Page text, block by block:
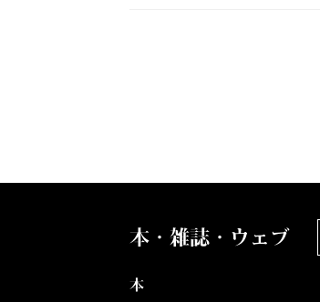
本・雑誌・ウェブ
本